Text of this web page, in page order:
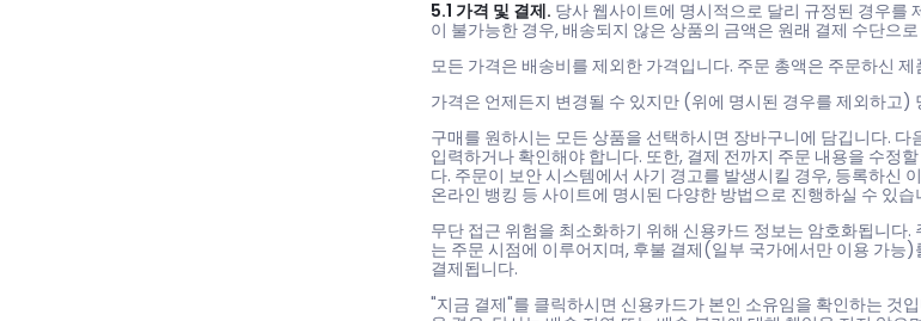
5.1 가격 및 결제. 당사 웹사이트에 명시적으로 달리 규정된 경우를
이 불가능한 경우, 배송되지 않은 상품의 금액은 원래 결제 수단으
모든 가격은 배송비를 제외한 가격입니다. 주문 총액은 주문하신
가격은 언제든지 변경될 수 있지만 (위에 명시된 경우를 제외하고
구매를 원하시는 모든 상품을 선택하시면 장바구니에 담깁니다.
입력하거나 확인해야 합니다. 또한, 결제 전까지 주문 내용을 수정
다. 주문이 보안 시스템에서 사기 경고를 발생시킬 경우, 등록하신
온라인 뱅킹 등 사이트에 명시된 다양한 방법으로 진행하실 수 있습
무단 접근 위험을 최소화하기 위해 신용카드 정보는 암호화됩니
는 주문 시점에 이루어지며, 후불 결제(일부 국가에서만 이용 가
결제됩니다.
"지금 결제"를 클릭하시면 신용카드가 본인 소유임을 확인하는 것